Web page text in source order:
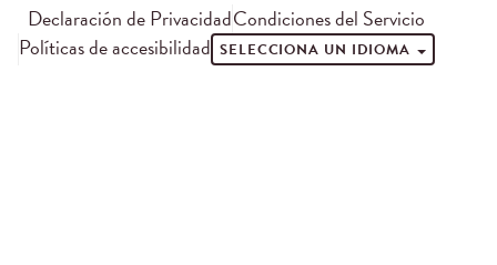
Declaración de PrivacidadCondiciones del Servicio
Políticas de accesibilidad SELECCIONA UN IDIOMA